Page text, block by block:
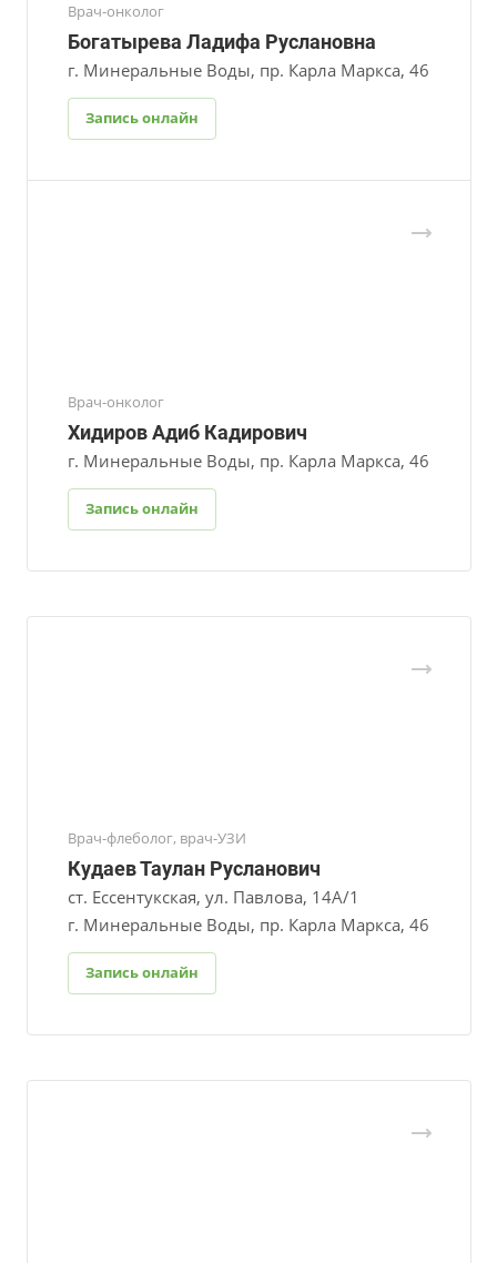
Врач-онколог
Богатырева Ладифа Руслановна
г. Минеральные Воды, пр. Карла Маркса, 46
Запись онлайн
Врач-онколог
Хидиров Адиб Кадирович
г. Минеральные Воды, пр. Карла Маркса, 46
Запись онлайн
Врач-флеболог, врач-УЗИ
Кудаев Таулан Русланович
ст. Ессентукская, ул. Павлова, 14А/1
г. Минеральные Воды, пр. Карла Маркса, 46
Запись онлайн